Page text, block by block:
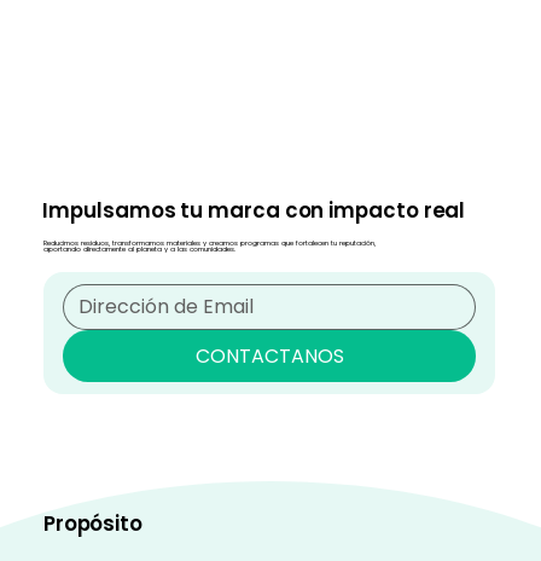
Impulsamos tu marca con impacto real
Reducimos residuos, transformamos materiales y creamos programas que fortalecen tu reputación,
aportando directamente al planeta y a las comunidades.
CONTACTANOS
Propósito